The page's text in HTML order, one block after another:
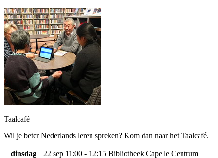
Taalcafé
Wil je beter Nederlands leren spreken? Kom dan naar het Taalcafé.
dinsdag 22 sep 11:00 - 12:15 Bibliotheek Capelle Centrum